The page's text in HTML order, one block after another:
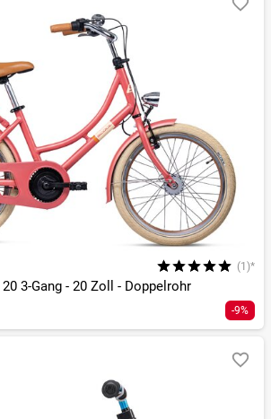
(1)*
3-Gang - 20 Zoll - Doppelrohr
-9%